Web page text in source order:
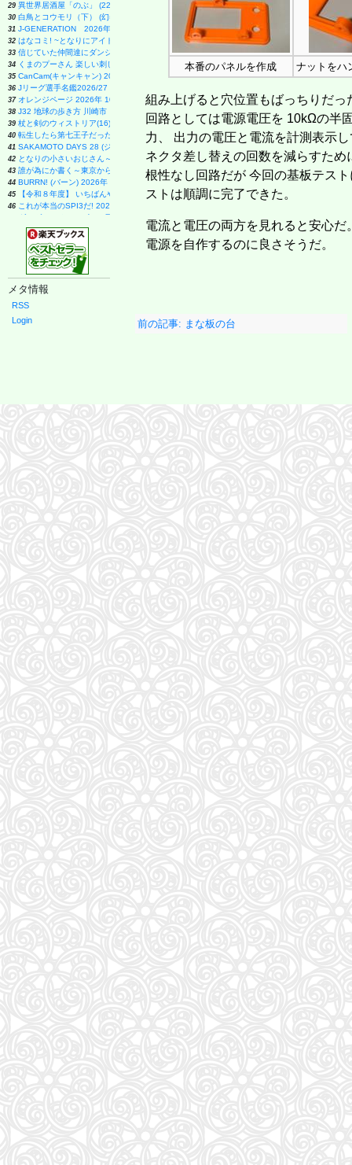
29 異世界居酒屋「のぶ」 (22) (角川コミックス・エース)
30 白鳥とコウモリ（下） (幻冬舎文庫)
31 J-GENERATION 2026年9月号【まるごと1冊大特集!!】Snow Man CORE
32 はなコミ! ~となりにアイドル~
33 信じていた仲間達にダンジョン奥地で殺されかけたがギフト『無限ガチャ』でレベル9999の
34 くまのプーさん 楽しい刺しゅう 全国版(1) 2026年 8/19 号 [雑誌]
35 CanCam(キャンキャン) 2026年9月号 特別版【表紙：ACEes】
36 Jリーグ選手名鑑2026/27 J1・J2・J3 エル・ゴラッソ特別編集
37 オレンジページ 2026年 10/17号増刊「Suicaのペンギンのぬいぐるみポーチ＆エコバッグ〈
38 J32 地球の歩き方 川崎市
39 杖と剣のウィストリア(16) (少年マガジンKC)
40 転生したら第七王子だったので、気ままに魔術を極めます(24) (KCデラックス)
41 SAKAMOTO DAYS 28 (ジャンプコミックス)
42 となりの小さいおじさん～大切なことのほぼ9割は手のひらサイズに教わった～
43 誰が為にか書く～東京から離れた山暮らし日記～
44 BURRN! (バーン) 2026年 9月号
45 【令和８年度】 いちばんやさしい ITパスポート 絶対合格の教科書＋出る順問題集
46 これが本当のSPI3だ! 2028年度版 【主要3方式〈テストセンター・ペーパーテスト・WEBテ
ダ・ヴィンチ 2026年10月号
ESSE (エッセ) 2026年9月号増刊（特装版）
日経エンタテインメント! 2026年 10 月号【表紙：佐久間大介】
FINEBOYS(ファインボーイズ) 2026年 09 月号 [37℃アソブ日の服！/正門良規]
信長協奏曲 (23) (ゲッサン少年サンデーコミックス)
53 自分の思いを言葉にする こどもアウトプット図鑑 (サンクチュアリ出版)
54 手紙 (文春文庫 ひ 13-6)
55
57 80代になるとたいていボケるか死ぬ。70代は神様から与えられた特別な時間 (幻冬舎新書 803)
メタ情報
RSS
Login
本番のパネルを作成 ナットをハ
組み上げると穴位置もばっちりだ
回路としては電源電圧を 10kΩの半
力、 出力の電圧と電流を計測表示
ネクタ差し替えの回数を減らすた
根性なし回路だが 今回の基板テス
ストは順調に完了できた。
電流と電圧の両方を見れると安心だ
電源を自作するのに良さそうだ。
前の記事: まな板の台